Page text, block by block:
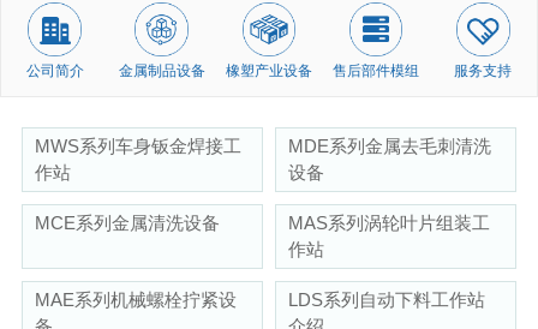
公司简介 金属制品设备 橡塑产业设备 售后部件模组 服务支持
MWS系列车身钣金焊接工
作站
MDE系列金属去毛刺清洗
设备
MCE系列金属清洗设备
MAS系列涡轮叶片组装工
作站
MAE系列机械螺栓拧紧设
LDS系列自动下料工作站